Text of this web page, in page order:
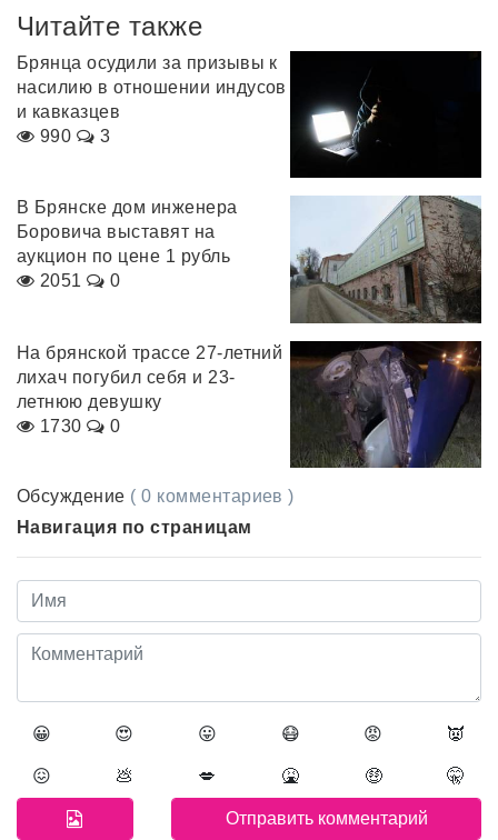
Читайте также
Брянца осудили за призывы к
насилию в отношении индусов
и кавказцев
990
3
В Брянске дом инженера
Боровича выставят на
аукцион по цене 1 рубль
2051
0
На брянской трассе 27-летний
лихач погубил себя и 23-
летнюю девушку
1730
0
Обсуждение ( 0 комментариев )
Навигация по страницам
😀 😍 😛 😷 😡 👿
😖 💩 💋 🤮 🤑 🤫